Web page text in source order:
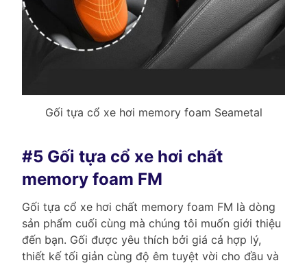
Gối tựa cổ xe hơi memory foam Seametal
#5 Gối tựa cổ xe hơi chất
memory foam FM
Gối tựa cổ xe hơi chất memory foam FM là dòng
sản phẩm cuối cùng mà chúng tôi muốn giới thiệu
đến bạn. Gối được yêu thích bởi giá cả hợp lý,
thiết kế tối giản cùng độ êm tuyệt vời cho đầu và